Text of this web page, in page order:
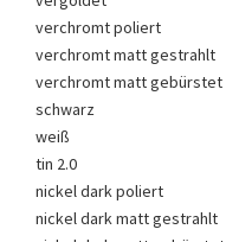
verchromt poliert
verchromt matt gestrahlt
verchromt matt gebürstet
schwarz
weiß
tin 2.0
nickel dark poliert
nickel dark matt gestrahlt